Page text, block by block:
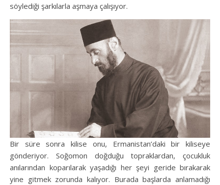
söylediği şarkılarla aşmaya çalışıyor.
Bir süre sonra kilise onu, Ermanistan’daki bir kiliseye
gönderiyor. Soğomon doğduğu topraklardan, çocukluk
anılarından koparılarak yaşadığı her şeyi geride bırakarak
yine gitmek zorunda kalıyor. Burada başlarda anlamadığı